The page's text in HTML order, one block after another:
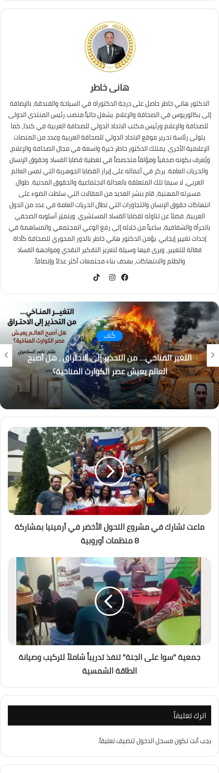
هانى خاطر
الدكتور هاني خاطر حاصل على درجة الدكتوراه في السياحة والفندقة، بالإضافة
إلى بكالوريوس في الصحافة والإعلام. يشغل حالياً منصب رئيس المنتدى الدولى
للصحافة والإعلام ورئيس مكتب الاتحاد الدولي للصحافة العربية في كندا، كما
يتولى رئاسة تحرير موقع الاتحاد الدولي للصحافة العربية وعدد من المنصات
الإعلامية الأخرى. يمتلك الدكتور خاطر خبرة واسعة في مجال الصحافة والإعلام،
ويُعرف بكونه صحفياً ومؤلفاً متخصصاً في تغطية قضايا الفساد وحقوق الإنسان
والحريات العامة. يركز في أعماله على إبراز القضايا الجوهرية التي تمس العالم
العربي، لا سيما تلك المتعلقة بالعدالة الاجتماعية والحقوق المدنية. طوال
مسيرته المهنية، قام بنشر العديد من المقالات التي سلطت الضوء على
انتهاكات حقوق الإنسان والتجاوزات التي تطال الحريات العامة في عدد من الدول
العربية، فضلاً عن تناوله لقضايا الفساد المستشري. ويتميّز أسلوبه الصحفي
بالجرأة والشفافية، ساعياً من خلاله إلى رفع الوعي المجتمعي والمساهمة في
إحداث تغيير إيجابي. يؤمن الدكتور هاني خاطر بالدور المحوري للصحافة كأداة
فعّالة للتغيير، ويرى فيها وسيلة لتعزيز التفكير النقدي ومواجهة الفساد
والظلم والانتهاكات، بهدف بناء مجتمعات أكثر عدلاً وإنصافاً.
كُتاب
التغير المناخي… من التحذير إلى الاحتراق ، هل أصبح
العالم يعيش عصر الكوارث المناخية؟
ماعت تشارك في مشروع التحول الأخضر في أرمينيا بمشاركة
8 منظمات أوروبية
جمعية "سوا على الجنة" تنفذ تدريباً شاملاً لتركيب وصيانة
الطاقة الشمسية
اترك تعليقاً
يجب أنت تكونمسجل الدخوللتضيف تعليقاً.